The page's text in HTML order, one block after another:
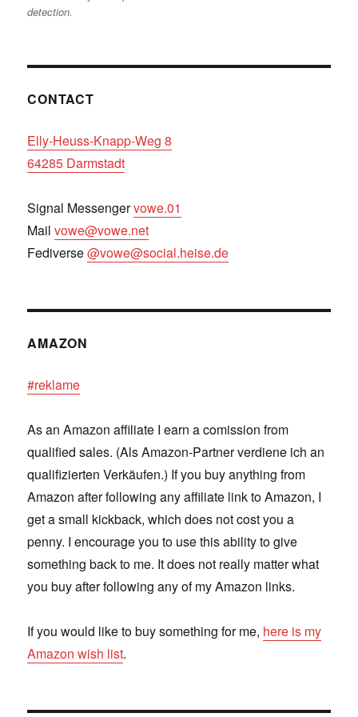
detection.
CONTACT
Elly-Heuss-Knapp-Weg 8
64285 Darmstadt
Signal Messengervowe.01
Mailvowe@vowe.net
Fediverse@vowe@social.heise.de
AMAZON
#reklame
As an Amazon affiliate I earn a comission from
qualified sales. (Als Amazon-Partner verdiene ich an
qualifizierten Verkäufen.) If you buy anything from
Amazon after following any affiliate link to Amazon, I
get a small kickback, which does not cost you a
penny. I encourage you to use this ability to give
something back to me. It does not really matter what
you buy after following any of my Amazon links.
If you would like to buy something for me, here is my
Amazon wish list.